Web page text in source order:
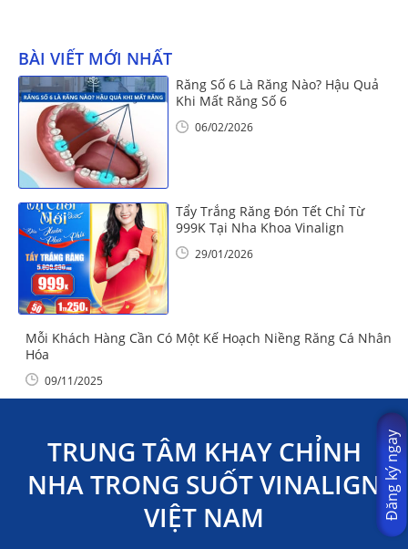
BÀI VIẾT MỚI NHẤT
Răng Số 6 Là Răng Nào? Hậu Quả
Khi Mất Răng Số 6
06/02/2026
Tẩy Trắng Răng Đón Tết Chỉ Từ
999K Tại Nha Khoa Vinalign
29/01/2026
Mỗi Khách Hàng Cần Có Một Kế Hoạch Niềng Răng Cá Nhân
Hóa
09/11/2025
TRUNG TÂM KHAY CHỈNH
NHA TRONG SUỐT VINALIGN
VIỆT NAM
Đăng ký ngay